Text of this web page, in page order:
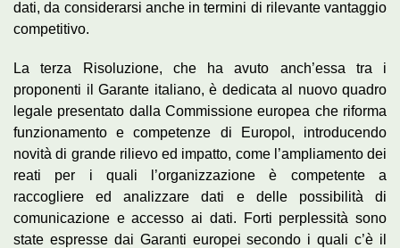
dati, da considerarsi anche in termini di rilevante vantaggio
competitivo.
La terza Risoluzione, che ha avuto anch’essa tra i
proponenti il Garante italiano, è dedicata al nuovo quadro
legale presentato dalla Commissione europea che riforma
funzionamento e competenze di Europol, introducendo
novità di grande rilievo ed impatto, come l’ampliamento dei
reati per i quali l’organizzazione è competente a
raccogliere ed analizzare dati e delle possibilità di
comunicazione e accesso ai dati. Forti perplessità sono
state espresse dai Garanti europei secondo i quali c’è il